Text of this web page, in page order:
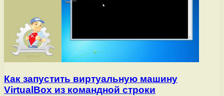
Как запустить виртуальную машину
VirtualBox из командной строки